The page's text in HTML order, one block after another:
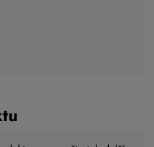
VOLCANNO